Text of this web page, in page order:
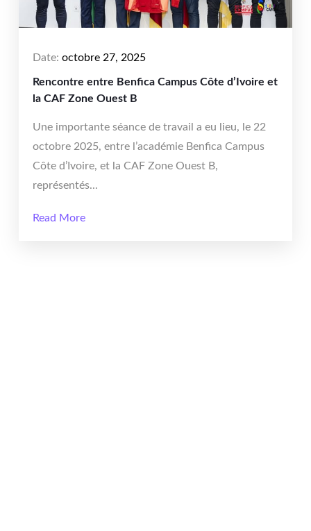
Date: octobre 27, 2025
Rencontre entre Benfica Campus Côte d’Ivoire et
la CAF Zone Ouest B
Une importante séance de travail a eu lieu, le 22
octobre 2025, entre l’académie Benfica Campus
Côte d’Ivoire, et la CAF Zone Ouest B,
représentés...
Read More